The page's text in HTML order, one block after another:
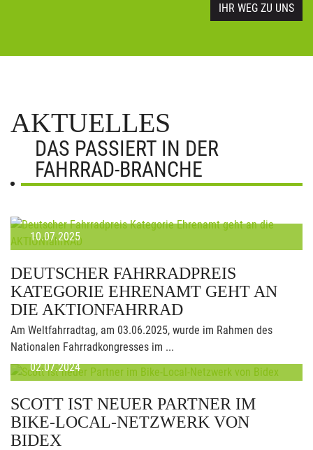
IHR WEG ZU UNS
AKTUELLES
DAS PASSIERT IN DER
FAHRRAD-BRANCHE
10.07.2025
DEUTSCHER FAHRRADPREIS
KATEGORIE EHRENAMT GEHT AN
DIE AKTIONFAHRRAD
Am Weltfahrradtag, am 03.06.2025, wurde im Rahmen des
Nationalen Fahrradkongresses im ...
02.07.2024
SCOTT IST NEUER PARTNER IM
BIKE-LOCAL-NETZWERK VON
BIDEX